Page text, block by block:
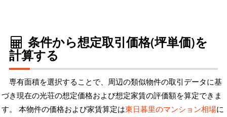
条件から想定取引価格(坪単価)を
計算する
専有面積を選択することで、周辺の類似物件の取引データに基
づき現在の光荘の想定価格および想定家賃の評価額を算定できま
す。 本物件の価格および家賃算定は東日暮里のマンション相場に